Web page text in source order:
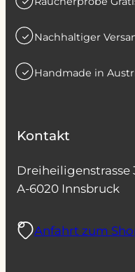
Nachhaltiger
Handmade in
Kontakt
Dreiheiligenstrasse
A-6020 Innsbruck
Anfahrt zum